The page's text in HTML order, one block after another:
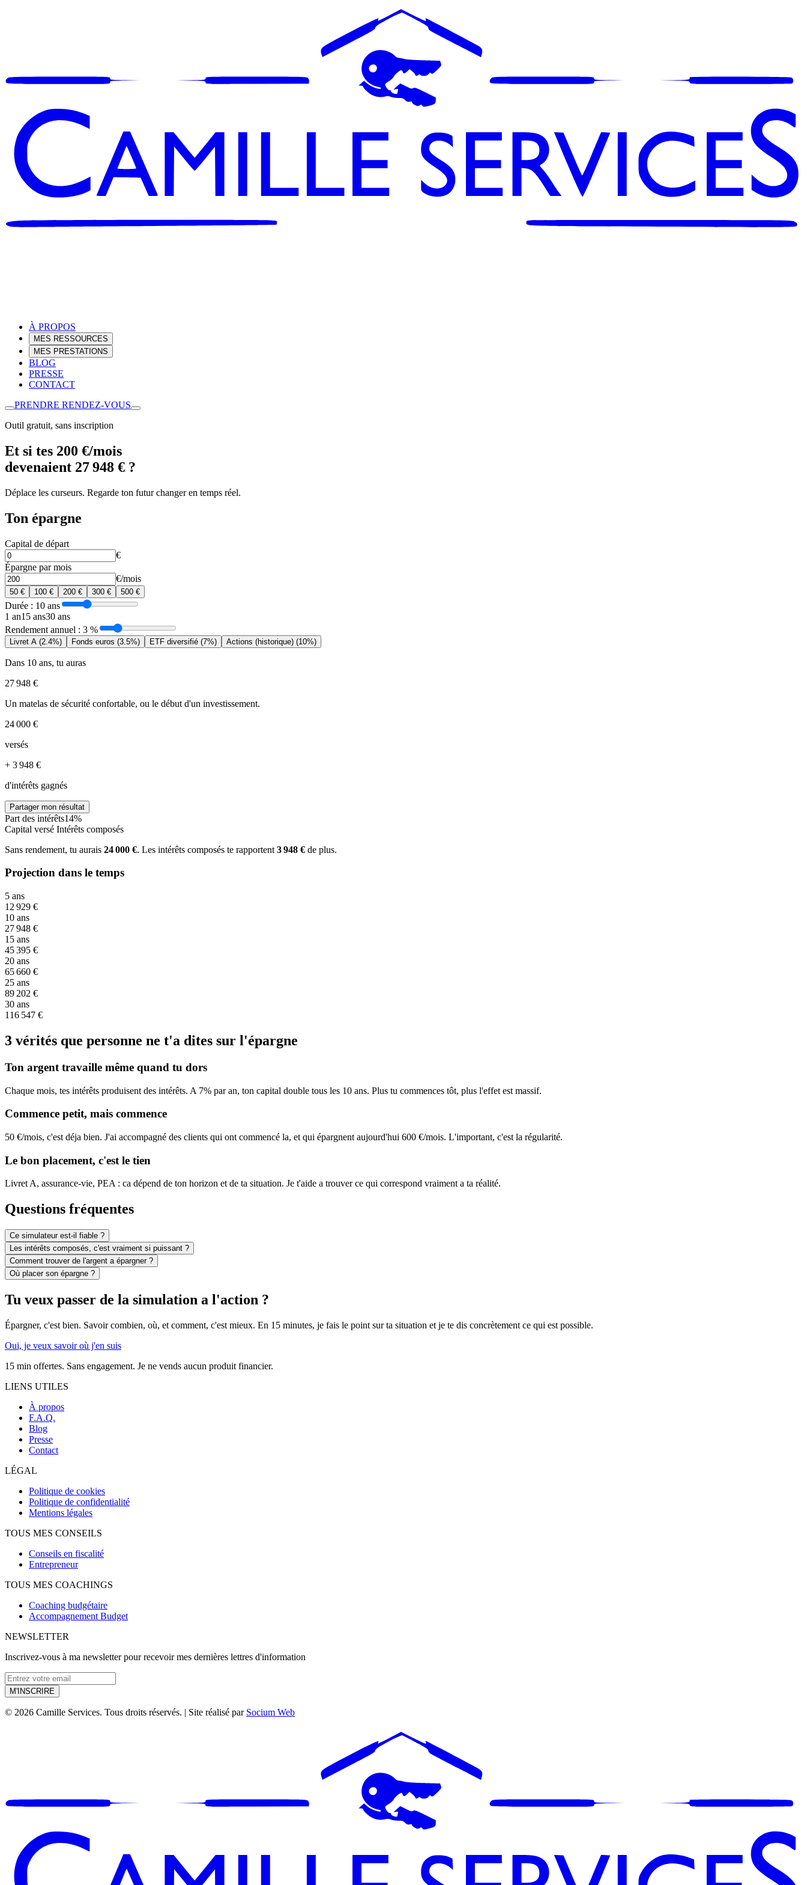
À PROPOS
MES RESSOURCES
MES PRESTATIONS
BLOG
PRESSE
CONTACT
PRENDRE RENDEZ-VOUS
Outil gratuit, sans inscription
Et si tes 200 €/mois
devenaient 27 948 € ?
Déplace les curseurs. Regarde ton futur changer en temps réel.
Ton épargne
Capital de départ
€
Épargne par mois
€/mois
50 € 100 € 200 € 300 € 500 €
Durée : 10 ans
1 an15 ans30 ans
Rendement annuel : 3 %
Livret A (2.4%) Fonds euros (3.5%) ETF diversifié (7%) Actions (historique) (10%)
Dans 10 ans, tu auras
27 948 €
Un matelas de sécurité confortable, ou le début d'un investissement.
24 000 €
versés
+ 3 948 €
d'intérêts gagnés
Partager mon résultat
Part des intérêts14%
Capital versé Intérêts composés
Sans rendement, tu aurais 24 000 €. Les intérêts composés te rapportent 3 948 € de plus.
Projection dans le temps
5 ans
12 929 €
10 ans
27 948 €
15 ans
45 395 €
20 ans
65 660 €
25 ans
89 202 €
30 ans
116 547 €
3 vérités que personne ne t'a dites sur l'épargne
Ton argent travaille même quand tu dors
Chaque mois, tes intérêts produisent des intérêts. A 7% par an, ton capital double tous les 10 ans. Plus tu commences tôt, plus l'effet est massif.
Commence petit, mais commence
50 €/mois, c'est déja bien. J'ai accompagné des clients qui ont commencé la, et qui épargnent aujourd'hui 600 €/mois. L'important, c'est la régularité.
Le bon placement, c'est le tien
Livret A, assurance-vie, PEA : ca dépend de ton horizon et de ta situation. Je t'aide a trouver ce qui correspond vraiment a ta réalité.
Questions fréquentes
Ce simulateur est-il fiable ?
Les intérêts composés, c'est vraiment si puissant ?
Comment trouver de l'argent a épargner ?
Où placer son épargne ?
Tu veux passer de la simulation a l'action ?
Épargner, c'est bien. Savoir combien, où, et comment, c'est mieux. En 15 minutes, je fais le point sur ta situation et je te dis concrètement ce qui est possible.
Oui, je veux savoir où j'en suis
15 min offertes. Sans engagement. Je ne vends aucun produit financier.
LIENS UTILES
À propos
F.A.Q.
Blog
Presse
Contact
LÉGAL
Politique de cookies
Politique de confidentialité
Mentions légales
TOUS MES CONSEILS
Conseils en fiscalité
Entrepreneur
TOUS MES COACHINGS
Coaching budgétaire
Accompagnement Budget
NEWSLETTER
Inscrivez-vous à ma newsletter pour recevoir mes dernières lettres d'information
M'INSCRIRE
© 2026 Camille Services. Tous droits réservés. | Site réalisé par Socium Web